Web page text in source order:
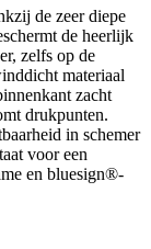
de zeer diepe
de heerlijk
zelfs op de
materiaal
zacht
drukpunten.
in schemer
voor een
en bluesign®-